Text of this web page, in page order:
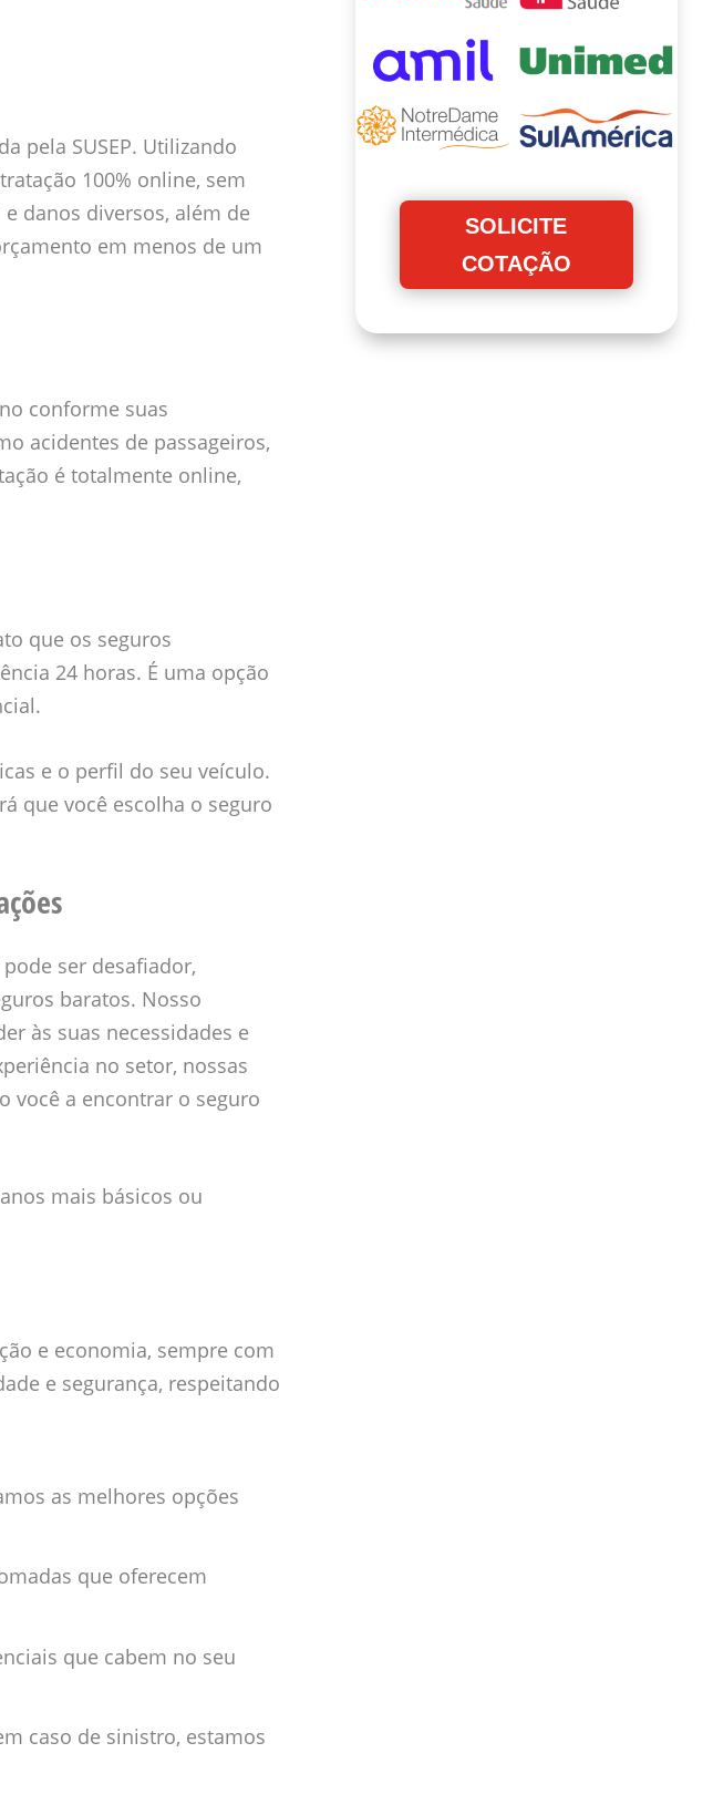
pela SUSEP. Utilizando
100% online, sem
danos diversos, além de
em menos de um
conforme suas
acidentes de passageiros,
é totalmente online,
que os seguros
24 horas. É uma opção
e o perfil do seu veículo.
que você escolha o seguro
ser desafiador,
baratos. Nosso
às suas necessidades e
no setor, nossas
você a encontrar o seguro
mais básicos ou
e economia, sempre com
e segurança, respeitando
as melhores opções
que oferecem
que cabem no seu
caso de sinistro, estamos
SOLICITE
COTAÇÃO